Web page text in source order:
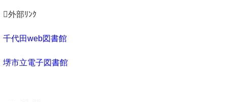
外部ﾘﾝｸ
千代田web図書館
堺市立電子図書館